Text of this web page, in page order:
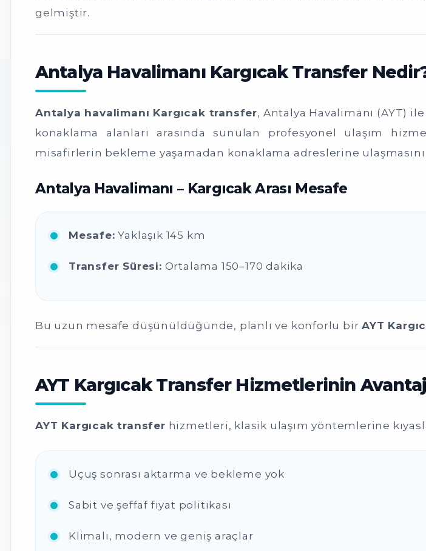
gelmiştir.
Antalya Havalimanı Kargıcak Transfer
Antalya havalimanı Kargıcak transfer, Antalya Havalimanı (AYT)
konaklama alanları arasında sunulan profesyonel ulaşım
misafirlerin bekleme yaşamadan konaklama adreslerine ulaşmasını
Antalya Havalimanı – Kargıcak Arası Mesafe
Mesafe: Yaklaşık 145 km
Transfer Süresi: Ortalama 150–170 dakika
Bu uzun mesafe düşünüldüğünde, planlı ve konforlu birAYT
AYT Kargıcak Transfer Hizmetlerinin
AYT Kargıcak transfer hizmetleri, klasik ulaşım yöntemlerine
Uçuş sonrası aktarma ve bekleme yok
Sabit ve şeffaf fiyat politikası
Klimalı, modern ve geniş araçlar